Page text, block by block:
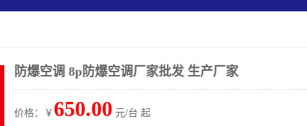
防爆空调 8p防爆空调厂家批发 生产厂家
价格：￥ 650.00 元/台 起